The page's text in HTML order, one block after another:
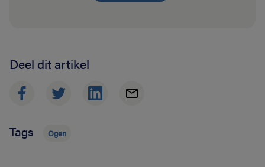
Deel dit artikel
Tags Ogen